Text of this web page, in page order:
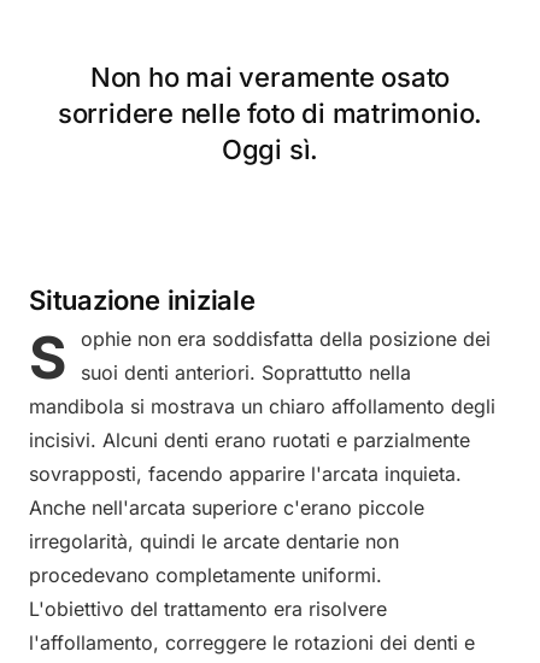
Non ho mai veramente osato
sorridere nelle foto di matrimonio.
Oggi sì.
Situazione iniziale
S
ophie non era soddisfatta della posizione dei
suoi denti anteriori. Soprattutto nella
mandibola si mostrava un chiaro affollamento degli
incisivi. Alcuni denti erano ruotati e parzialmente
sovrapposti, facendo apparire l'arcata inquieta.
Anche nell'arcata superiore c'erano piccole
irregolarità, quindi le arcate dentarie non
procedevano completamente uniformi.
L'obiettivo del trattamento era risolvere
l'affollamento, correggere le rotazioni dei denti e